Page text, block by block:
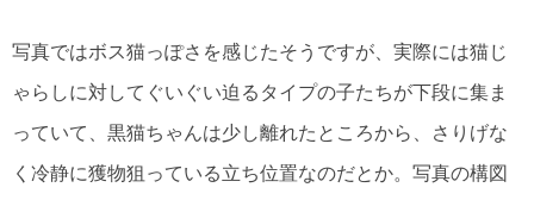
写真ではボス猫っぽさを感じたそうですが、実際には猫じ
ゃらしに対してぐいぐい迫るタイプの子たちが下段に集ま
っていて、黒猫ちゃんは少し離れたところから、さりげな
く冷静に獲物狙っている立ち位置なのだとか。写真の構図